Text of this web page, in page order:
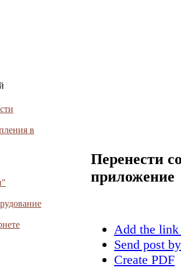
в
Перенести
приложение
Add the
Send post
Create PDF